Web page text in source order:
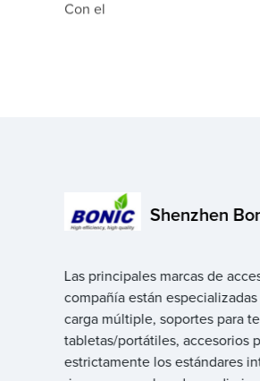
Con el
Shenzhen
Las principales marcas de
compañía están
carga múltiple, soportes para
tabletas/portátiles, accesorios
estrictamente los estándares